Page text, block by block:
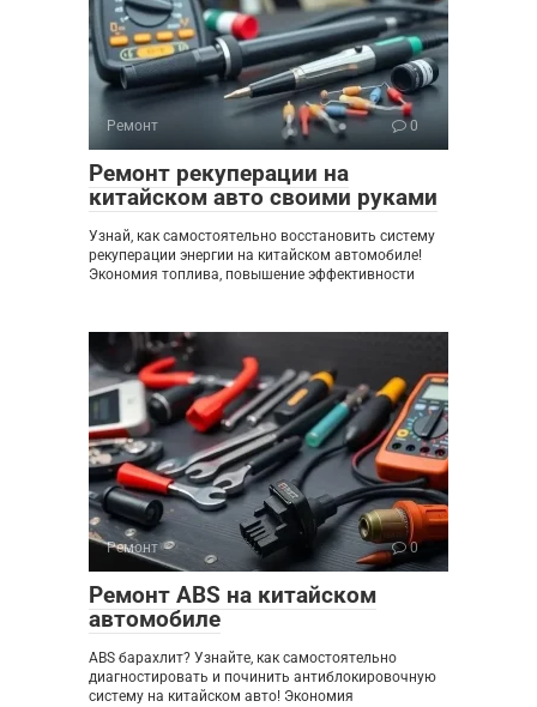
Ремонт 0
Ремонт рекуперации на
китайском авто своими руками
Узнай, как самостоятельно восстановить систему
рекуперации энергии на китайском автомобиле!
Экономия топлива, повышение эффективности
Ремонт 0
Ремонт ABS на китайском
автомобиле
ABS барахлит? Узнайте, как самостоятельно
диагностировать и починить антиблокировочную
систему на китайском авто! Экономия